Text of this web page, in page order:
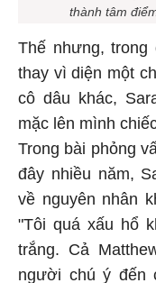
thành tâm
Thế nhưng, trong
thay vì diện một
cô dâu khác,
mặc lên mình
Trong bài phỏng
đây nhiều năm,
về nguyên nhân
"Tôi quá xấu hổ
trắng. Cả
người chú ý đến